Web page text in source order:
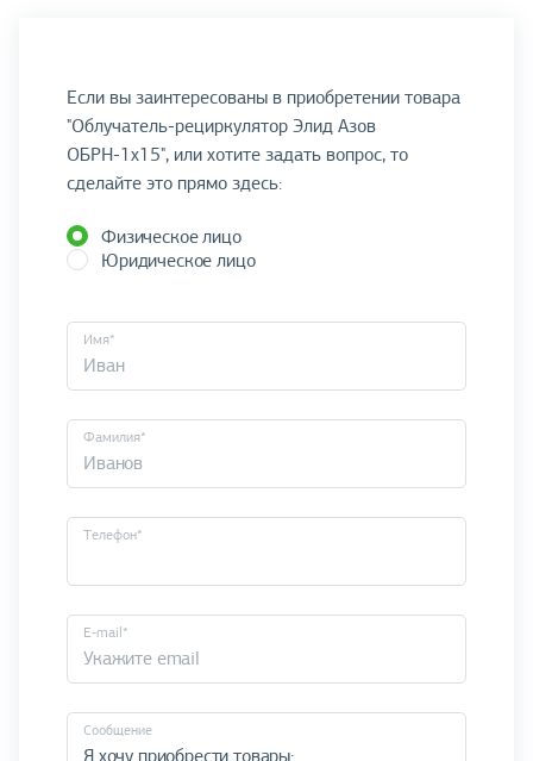
Если вы заинтересованы в приобретении товара
"Облучатель-рециркулятор Элид Азов
ОБРН-1х15", или хотите задать вопрос, то
сделайте это прямо здесь:
Физическое лицо
Юридическое лицо
Имя*
Фамилия*
Телефон*
E-mail*
Cообщение